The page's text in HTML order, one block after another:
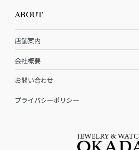
ABOUT
店舗案内
会社概要
お問い合わせ
プライバシーポリシー